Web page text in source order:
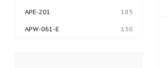
APE-201 185
APW-061-E 130